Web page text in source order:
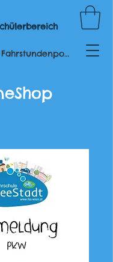
Fahrstundenportal